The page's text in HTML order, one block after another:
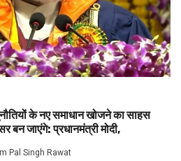
के नए समाधान खोजने का साहस
बन जाएंगे: प्रधानमंत्री मोदी,
Pal Singh Rawat